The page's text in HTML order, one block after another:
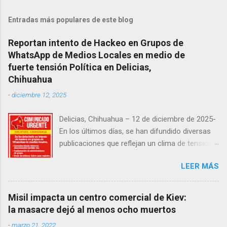
Entradas más populares de este blog
Reportan intento de Hackeo en Grupos de
WhatsApp de Medios Locales en medio de
fuerte tensión Política en Delicias,
Chihuahua
-diciembre 12, 2025
Delicias, Chihuahua – 12 de diciembre de 2025-
En los últimos días, se han difundido diversas
publicaciones que reflejan un clima de tensión
señalamientos sobre presuntas irregularidades
atribuidas a elementos de la Fiscalía General de
la República, así como manifestaciones de
agricultores en rechazo a la Ley de Agua. Ayer,
durante una posada organizada por la
LEER MÁS
Misil impacta un centro comercial de Kiev:
la masacre dejó al menos ocho muertos
-marzo 21, 2022